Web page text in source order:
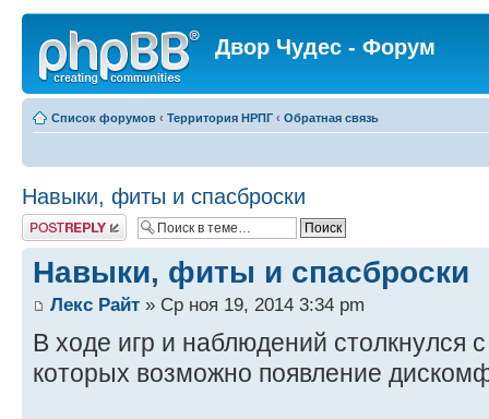
Двор Чудес - Форум
Список форумов ‹ Территория НРПГ ‹ Обратная связь
Навыки, фиты и спасброски
Ответить
Навыки, фиты и спасброски
Лекс Райт » Ср ноя 19, 2014 3:34 pm
В ходе игр и наблюдений столкнулся
которых возможно появление